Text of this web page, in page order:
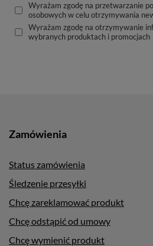
Wyrażam zgodę na przetwarzanie
osobowych w celu otrzymywania
Wyrażam zgodę na otrzymywanie
wybranych produktach i promocjach
Zamówienia
Status zamówienia
Śledzenie przesyłki
Chcę zareklamować produkt
Chcę odstąpić od umowy
Chcę wymienić produkt